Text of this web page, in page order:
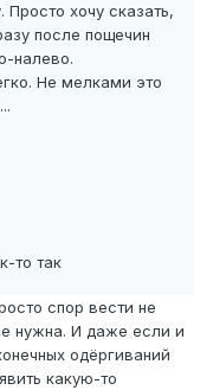
Просто хочу сказать,
после пощечин
налево.
Не мелками это
то так
спор вести не
нужна. И даже если и
одёргиваний
какую-то